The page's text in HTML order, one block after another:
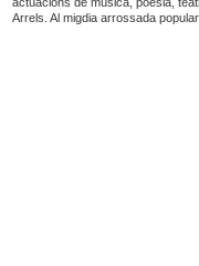
Arrels. Al migdia arrossada